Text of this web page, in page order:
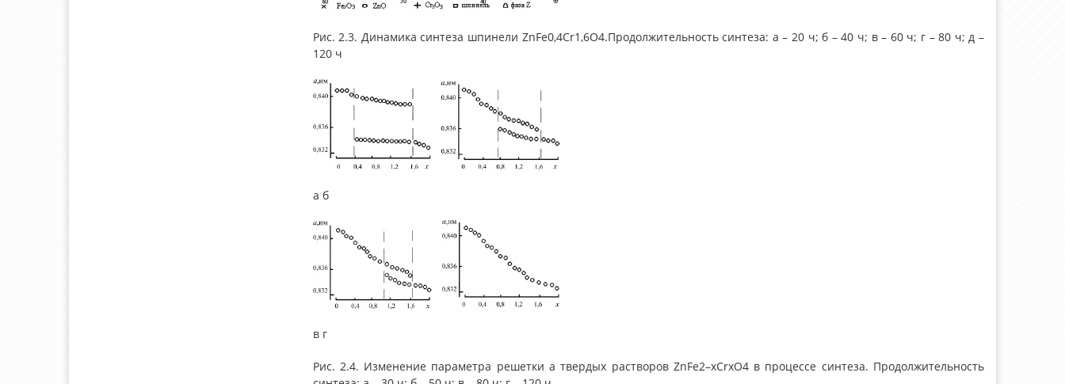
Рис. 2.3. Динамика синтеза шпинели ZnFe0,4Cr1,6O4.Продолжительность синтеза: а – 20 ч; б – 40 ч; в – 60 ч; г – 80 ч; д –
120 ч
а б
в г
Рис. 2.4. Изменение параметра решетки а твердых растворов ZnFe2–xCrxO4 в процессе синтеза. Продолжительность